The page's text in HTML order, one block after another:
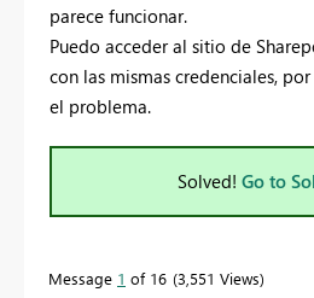
parece funcionar.
Puedo acceder al sitio de
con las mismas credenciales,
el problema.
Solved! Go to
Message 1 of 16 3,551 Views